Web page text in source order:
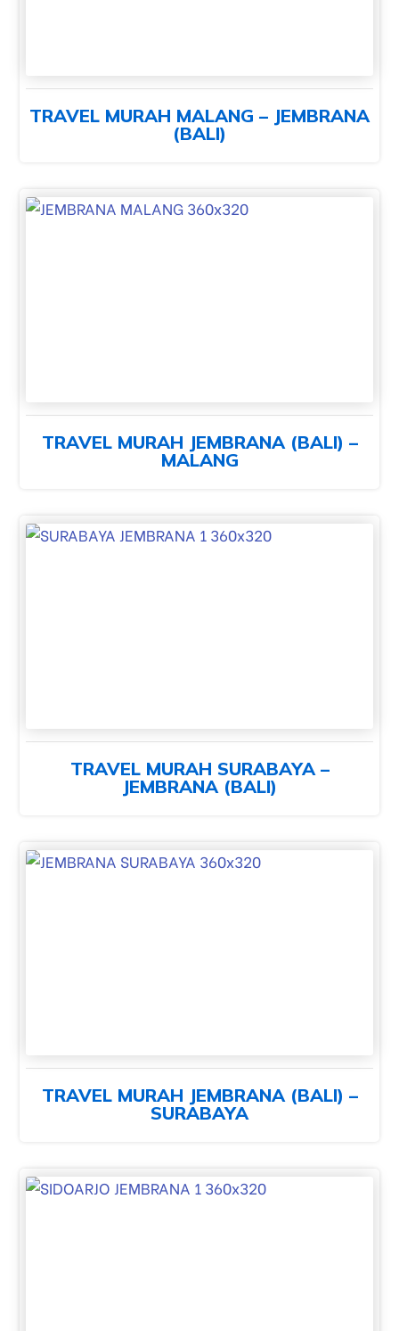
TRAVEL MURAH MALANG – JEMBRANA
(BALI)
TRAVEL MURAH JEMBRANA (BALI) –
MALANG
TRAVEL MURAH SURABAYA –
JEMBRANA (BALI)
TRAVEL MURAH JEMBRANA (BALI) –
SURABAYA